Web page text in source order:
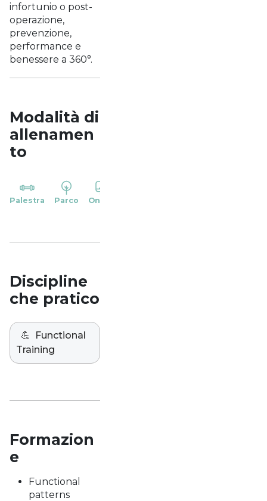
infortunio o post-
operazione,
prevenzione,
performance e
benessere a 360°.
Modalità di
allenamen
to
Palestra Parco Online
Discipline
che pratico
💪
Functional
Training
Formazion
e
Functional
patterns